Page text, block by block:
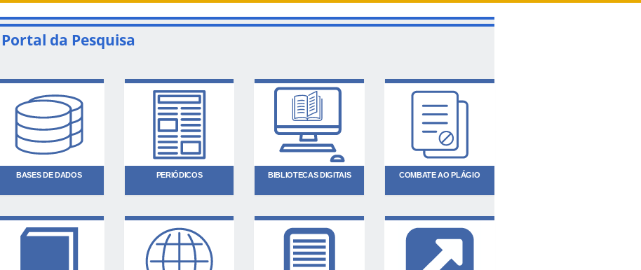
Portal da Pesquisa
BASES DE DADOS PERIÓDICOS BIBLIOTECAS DIGITAIS COMBATE AO PLÁGIO